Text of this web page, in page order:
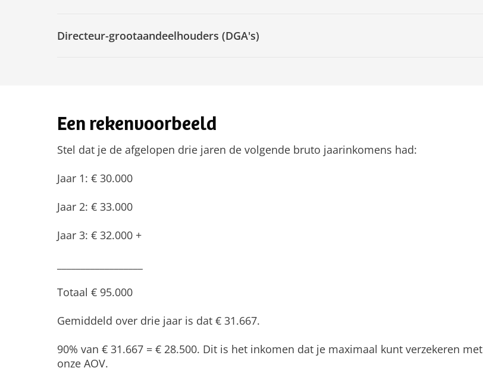
Directeur-grootaandeelhouders (DGA's)
Een rekenvoorbeeld
Stel dat je de afgelopen drie jaren de volgende bruto jaarinkomens had:
Jaar 1: € 30.000
Jaar 2: € 33.000
Jaar 3: € 32.000 +
Totaal € 95.000
Gemiddeld over drie jaar is dat € 31.667.
90% van € 31.667 = € 28.500. Dit is het inkomen dat je maximaal kunt verzekeren met
onze AOV.